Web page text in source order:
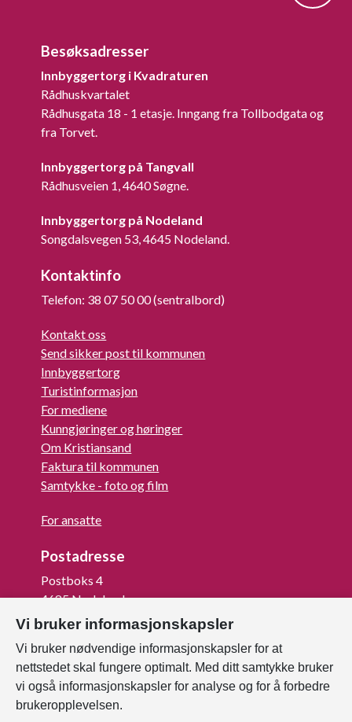
Besøksadresser
Innbyggertorg i Kvadraturen
Rådhuskvartalet
Rådhusgata 18 - 1 etasje. Inngang fra Tollbodgata og
fra Torvet.
Innbyggertorg på Tangvall
Rådhusveien 1, 4640 Søgne.
Innbyggertorg på Nodeland
Songdalsvegen 53, 4645 Nodeland.
Kontaktinfo
Telefon: 38 07 50 00 (sentralbord)
Kontakt oss
Send sikker post til kommunen
Innbyggertorg
Turistinformasjon
For mediene
Kunngjøringer og høringer
Om Kristiansand
Faktura til kommunen
Samtykke - foto og film
For ansatte
Postadresse
Postboks 4
4685 Nodeland
Org.nr: 820 852 982
Last ned vår innbygger -app
Vi bruker informasjonskapsler
Vi bruker nødvendige informasjonskapsler for at
nettstedet skal fungere optimalt. Med ditt samtykke bruker
vi også informasjonskapsler for analyse og for å forbedre
brukeropplevelsen.